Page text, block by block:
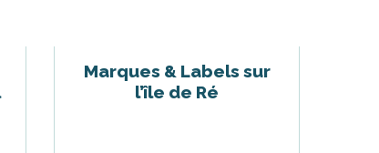
Marques & Labels sur
l’île de Ré